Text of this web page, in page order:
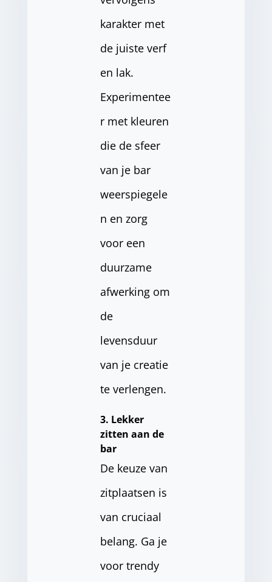
karakter met
de juiste verf
en lak.
Experimentee
r met kleuren
die de sfeer
van je bar
weerspiegele
n en zorg
voor een
duurzame
afwerking om
de
levensduur
van je creatie
te verlengen.
3. Lekker
zitten aan de
bar
De keuze van
zitplaatsen is
van cruciaal
belang. Ga je
voor trendy